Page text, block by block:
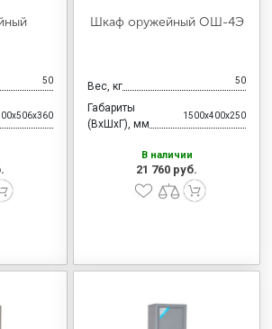
50
Шкаф оружейный ОШ-4Э
Вес, кг 50
Габариты
(ВхШхГ), мм
1500x400x250
В наличии
21 760 руб.